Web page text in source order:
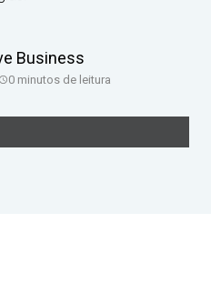
Business
0 minutos de leitura